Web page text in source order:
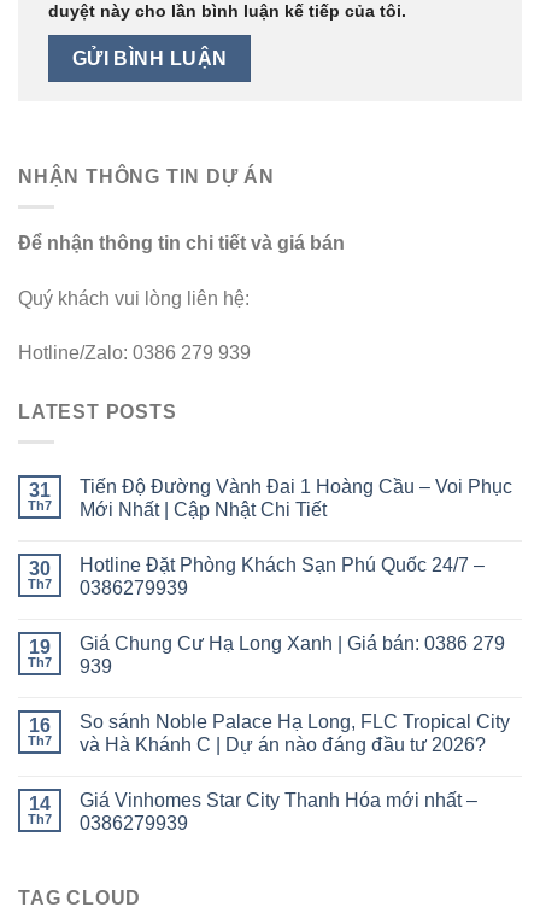
duyệt này cho lần bình luận kế tiếp của tôi.
NHẬN THÔNG TIN DỰ ÁN
Để nhận thông tin chi tiết và giá bán
Quý khách vui lòng liên hệ:
Hotline/Zalo: 0386 279 939
LATEST POSTS
31
Th7
Tiến Độ Đường Vành Đai 1 Hoàng Cầu – Voi Phục
Mới Nhất | Cập Nhật Chi Tiết
30
Th7
Hotline Đặt Phòng Khách Sạn Phú Quốc 24/7 –
0386279939
19
Th7
Giá Chung Cư Hạ Long Xanh | Giá bán: 0386 279
939
16
Th7
So sánh Noble Palace Hạ Long, FLC Tropical City
và Hà Khánh C | Dự án nào đáng đầu tư 2026?
14
Th7
Giá Vinhomes Star City Thanh Hóa mới nhất –
0386279939
TAG CLOUD